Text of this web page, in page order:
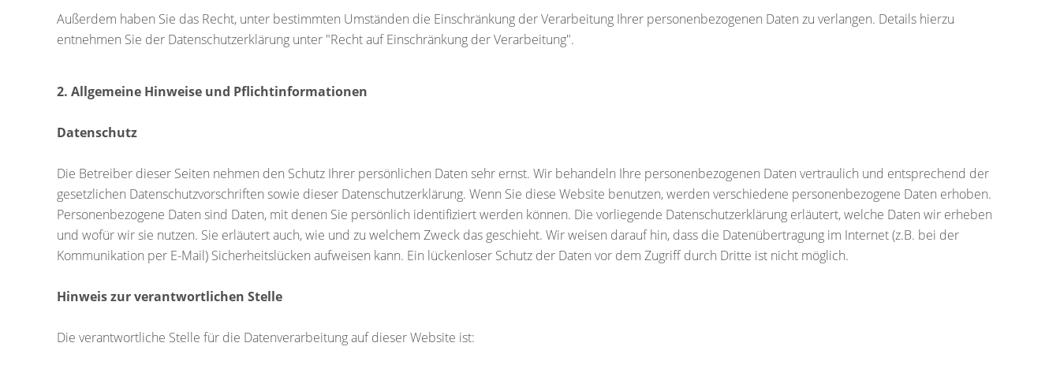
Außerdem haben Sie das Recht, unter bestimmten Umständen die Einschränkung der Verarbeitung Ihrer personenbezogenen Daten zu verlangen. Details hierzu
entnehmen Sie der Datenschutzerklärung unter "Recht auf Einschränkung der Verarbeitung".
2. Allgemeine Hinweise und Pflichtinformationen
Datenschutz
Die Betreiber dieser Seiten nehmen den Schutz Ihrer persönlichen Daten sehr ernst. Wir behandeln Ihre personenbezogenen Daten vertraulich und entsprechend der
gesetzlichen Datenschutzvorschriften sowie dieser Datenschutzerklärung. Wenn Sie diese Website benutzen, werden verschiedene personenbezogene Daten erhoben.
Personenbezogene Daten sind Daten, mit denen Sie persönlich identifiziert werden können. Die vorliegende Datenschutzerklärung erläutert, welche Daten wir erheben
und wofür wir sie nutzen. Sie erläutert auch, wie und zu welchem Zweck das geschieht. Wir weisen darauf hin, dass die Datenübertragung im Internet (z.B. bei der
Kommunikation per E-Mail) Sicherheitslücken aufweisen kann. Ein lückenloser Schutz der Daten vor dem Zugriff durch Dritte ist nicht möglich.
Hinweis zur verantwortlichen Stelle
Die verantwortliche Stelle für die Datenverarbeitung auf dieser Website ist: